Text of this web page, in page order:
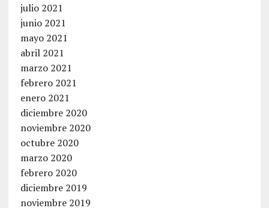
julio 2021
junio 2021
mayo 2021
abril 2021
marzo 2021
febrero 2021
enero 2021
diciembre 2020
noviembre 2020
octubre 2020
marzo 2020
febrero 2020
diciembre 2019
noviembre 2019